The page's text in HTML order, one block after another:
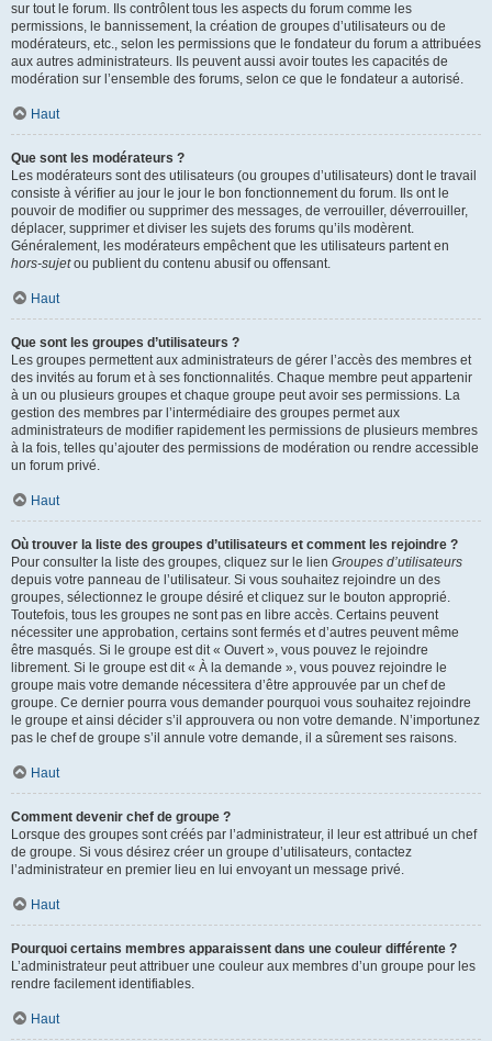
sur tout le forum. Ils contrôlent tous les aspects du forum comme les
permissions, le bannissement, la création de groupes d’utilisateurs ou de
modérateurs, etc., selon les permissions que le fondateur du forum a attribuées
aux autres administrateurs. Ils peuvent aussi avoir toutes les capacités de
modération sur l’ensemble des forums, selon ce que le fondateur a autorisé.
Haut
Que sont les modérateurs ?
Les modérateurs sont des utilisateurs (ou groupes d’utilisateurs) dont le travail
consiste à vérifier au jour le jour le bon fonctionnement du forum. Ils ont le
pouvoir de modifier ou supprimer des messages, de verrouiller, déverrouiller,
déplacer, supprimer et diviser les sujets des forums qu’ils modèrent.
Généralement, les modérateurs empêchent que les utilisateurs partent en
hors-sujetou publient du contenu abusif ou offensant.
Haut
Que sont les groupes d’utilisateurs ?
Les groupes permettent aux administrateurs de gérer l’accès des membres et
des invités au forum et à ses fonctionnalités. Chaque membre peut appartenir
à un ou plusieurs groupes et chaque groupe peut avoir ses permissions. La
gestion des membres par l’intermédiaire des groupes permet aux
administrateurs de modifier rapidement les permissions de plusieurs membres
à la fois, telles qu’ajouter des permissions de modération ou rendre accessible
un forum privé.
Haut
Où trouver la liste des groupes d’utilisateurs et comment les rejoindre ?
Pour consulter la liste des groupes, cliquez sur le lien Groupes d’utilisateurs
depuis votre panneau de l’utilisateur. Si vous souhaitez rejoindre un des
groupes, sélectionnez le groupe désiré et cliquez sur le bouton approprié.
Toutefois, tous les groupes ne sont pas en libre accès. Certains peuvent
nécessiter une approbation, certains sont fermés et d’autres peuvent même
être masqués. Si le groupe est dit « Ouvert », vous pouvez le rejoindre
librement. Si le groupe est dit « À la demande », vous pouvez rejoindre le
groupe mais votre demande nécessitera d’être approuvée par un chef de
groupe. Ce dernier pourra vous demander pourquoi vous souhaitez rejoindre
le groupe et ainsi décider s’il approuvera ou non votre demande. N’importunez
pas le chef de groupe s’il annule votre demande, il a sûrement ses raisons.
Haut
Comment devenir chef de groupe ?
Lorsque des groupes sont créés par l’administrateur, il leur est attribué un chef
de groupe. Si vous désirez créer un groupe d’utilisateurs, contactez
l’administrateur en premier lieu en lui envoyant un message privé.
Haut
Pourquoi certains membres apparaissent dans une couleur différente ?
L’administrateur peut attribuer une couleur aux membres d’un groupe pour les
rendre facilement identifiables.
Haut